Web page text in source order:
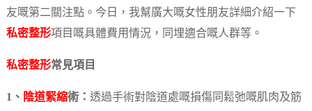
友嘅第二關注點。今日，我幫廣大嘅女性朋友詳細介紹一下
私密整形項目嘅具體費用情況，同埋適合嘅人群等。
私密整形常見項目
1、 陰道緊縮術： 透過手術對陰道處嘅損傷同鬆弛嘅肌肉及筋